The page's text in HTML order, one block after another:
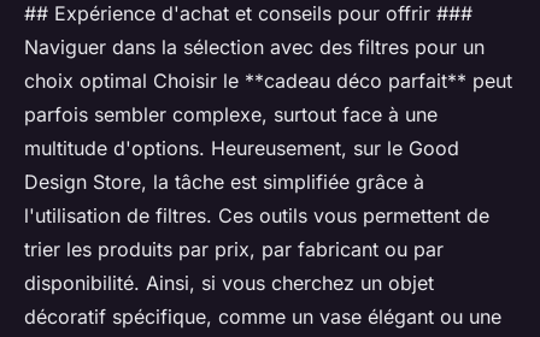
## Expérience d'achat et conseils pour offrir ###
Naviguer dans la sélection avec des filtres pour un
choix optimal Choisir le **cadeau déco parfait** peut
parfois sembler complexe, surtout face à une
multitude d'options. Heureusement, sur le Good
Design Store, la tâche est simplifiée grâce à
l'utilisation de filtres. Ces outils vous permettent de
trier les produits par prix, par fabricant ou par
disponibilité. Ainsi, si vous cherchez un objet
décoratif spécifique, comme un vase élégant ou une